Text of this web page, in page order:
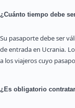
¿Cuánto tiempo debe
Su pasaporte debe ser
de entrada en Ucrania.
a los viajeros cuyo
¿Es obligatorio